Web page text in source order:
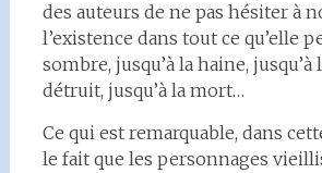
des auteurs de ne pas hésiter à
l’existence dans tout ce qu’elle
sombre, jusqu’à la haine, jusqu’à
détruit, jusqu’à la mort…
Ce qui est remarquable, dans
le fait que les personnages